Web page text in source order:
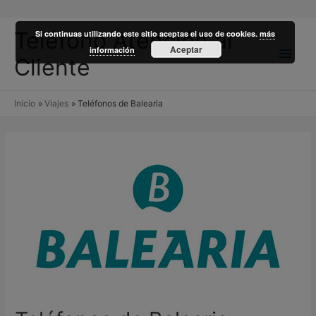
Teléfono Atención al
Cliente
Inicio Viajes Teléfonos de Balearia
Si continuas utilizando este sitio aceptas el uso de cookies.más
información
Aceptar